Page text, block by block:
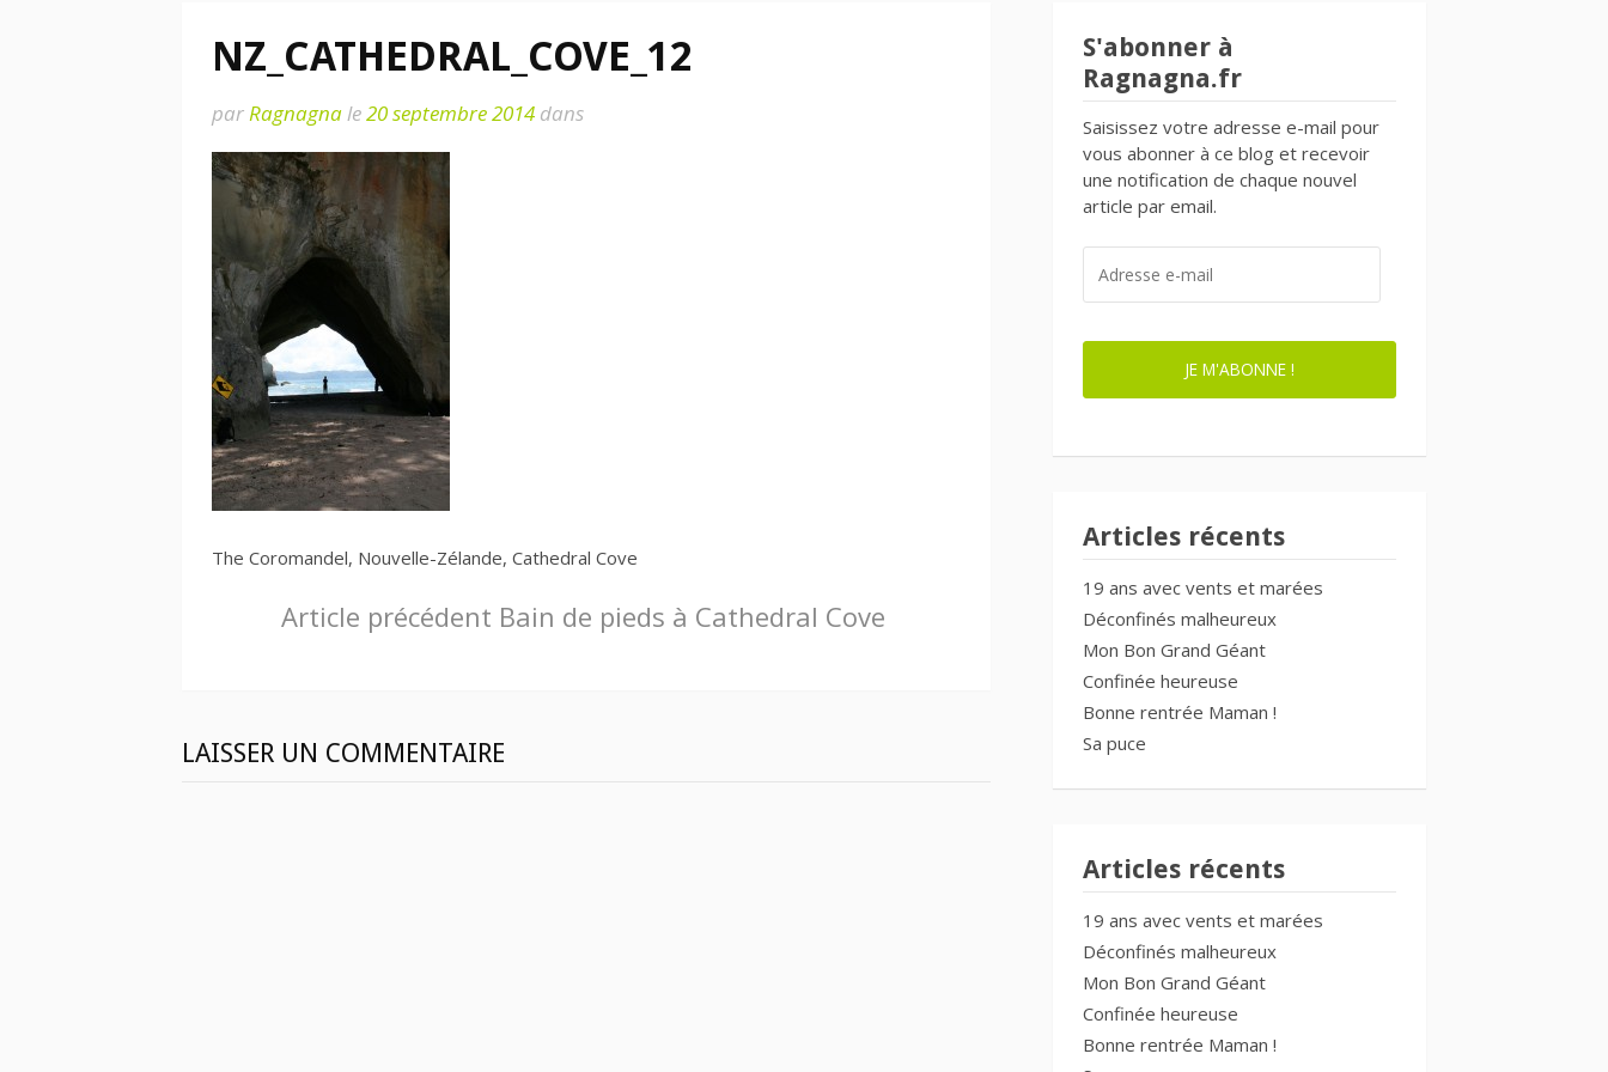
NZ_CATHEDRAL_COVE_12
parRagnagnale20 septembre 2014 dans
The Coromandel, Nouvelle-Zélande, Cathedral Cove
Article précédent Bain de pieds à Cathedral Cove
LAISSER UN COMMENTAIRE
S'abonner à
Ragnagna.fr
Saisissez votre adresse e-mail pour
vous abonner à ce blog et recevoir
une notification de chaque nouvel
article par email.
MAIL
JE M'ABONNE !
Articles récents
19 ans avec vents et marées
Déconfinés malheureux
Mon Bon Grand Géant
Confinée heureuse
Bonne rentrée Maman !
Sa puce
Articles récents
19 ans avec vents et marées
Déconfinés malheureux
Mon Bon Grand Géant
Confinée heureuse
Bonne rentrée Maman !